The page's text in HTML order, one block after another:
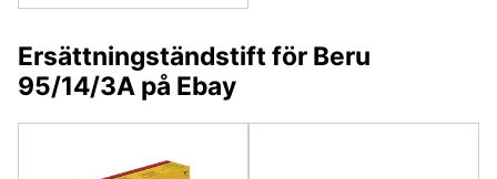
Ersättningständstift för Beru
95/14/3A på Ebay